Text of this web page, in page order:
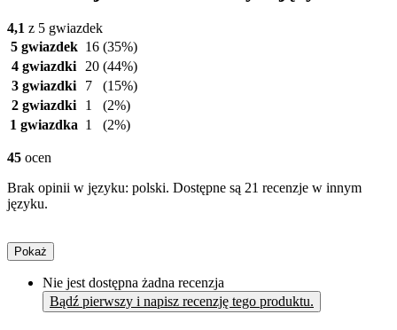
4,1 z 5 gwiazdek
5 gwiazdek 16 (35%)
4 gwiazdki
20 (44%)
3 gwiazdki
7
(15%)
2 gwiazdki
1
(2%)
1 gwiazdka 1 (2%)
45 ocen
Brak opinii w języku: polski. Dostępne są 21 recenzje w innym
języku.
Pokaż
Nie jest dostępna żadna recenzja
Bądź pierwszy i napisz recenzję tego produktu.